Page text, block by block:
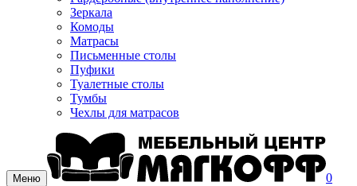
Зеркала
Комоды
Матрасы
Письменные столы
Пуфики
Туалетные столы
Тумбы
Чехлы для матрасов
Меню
0